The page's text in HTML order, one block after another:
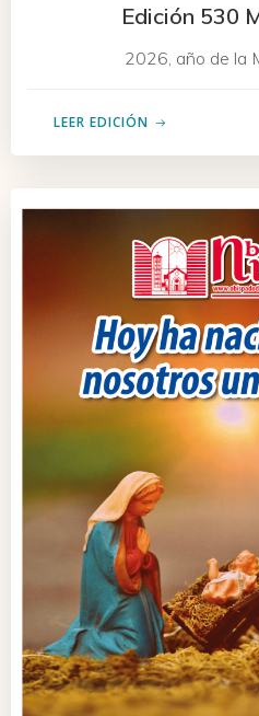
Edición 530
2026, año de la
LEER EDICIÓN